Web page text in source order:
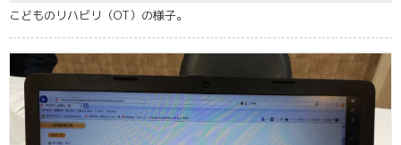
こどものリハビリ（OT）の様子。